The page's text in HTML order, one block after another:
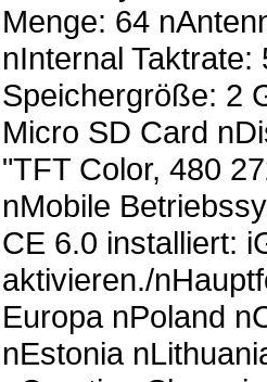
Menge: 64
nInternal
Speichergröße: 2
Micro SD Card
"TFT Color, 480
nMobile
CE 6.0 installiert:
aktivieren./
Europa nPoland
nEstonia